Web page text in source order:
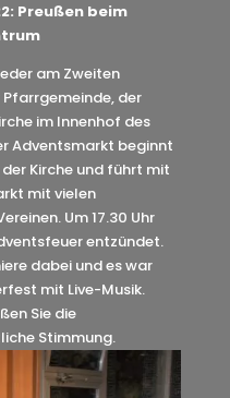
Preußen beim
am Zweiten
der
im Innenhof des
Adventsmarkt beginnt
der Kirche und führt mit
mit vielen
Um 17.30 Uhr
entzündet.
dabei und es war
mit Live-Musik.
Sie die
Stimmung.